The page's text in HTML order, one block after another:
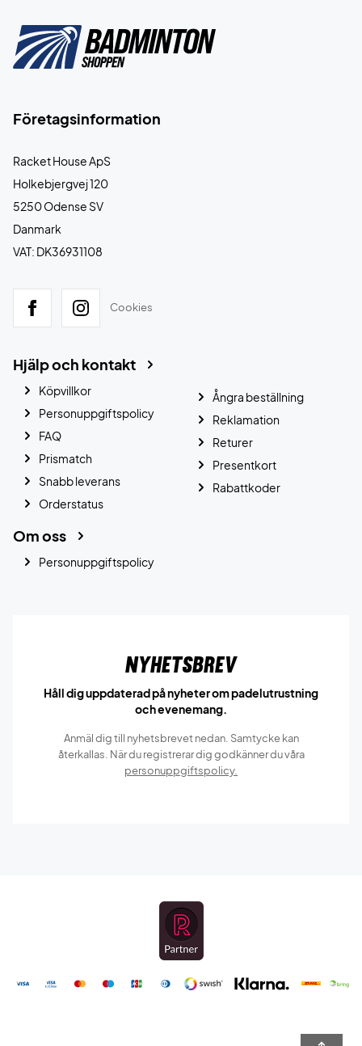
Företagsinformation
Racket House ApS
Holkebjergvej 120
5250 Odense SV
Danmark
VAT: DK36931108
Cookies
Hjälp och kontakt
Köpvillkor
Personuppgiftspolicy
FAQ
Prismatch
Snabb leverans
Orderstatus
Ångra beställning
Reklamation
Returer
Presentkort
Rabattkoder
Om oss
Personuppgiftspolicy
Nyhetsbrev
Håll dig uppdaterad på nyheter om padelutrustning
och evenemang.
Anmäl dig till nyhetsbrevet nedan. Samtycke kan
återkallas. När du registrerar dig godkänner du våra
personuppgiftspolicy.